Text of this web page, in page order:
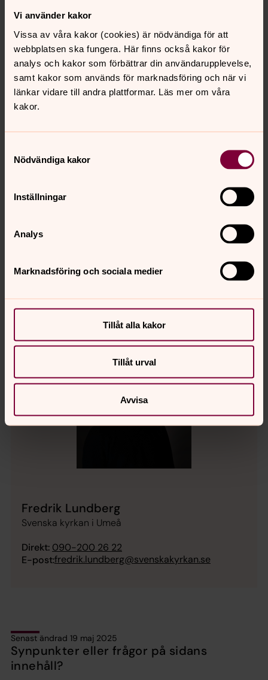
Vi använder kakor
Vissa av våra kakor (cookies) är nödvändiga för att
webbplatsen ska fungera. Här finns också kakor för
analys och kakor som förbättrar din användarupplevelse,
samt kakor som används för marknadsföring och när vi
länkar vidare till andra plattformar. Läs mer om våra
kakor.
Nödvändiga kakor
Inställningar
Analys
Marknadsföring och sociala medier
Tillåt alla kakor
Tillåt urval
Avvisa
Svenska kyrkan i Umeå
E-post:jeanette.brodin@svenskakyrkan.se
Fredrik Lundberg
Svenska kyrkan i Umeå
Direkt: 090-200 26 22
E-post:fredrik.lundberg@svenskakyrkan.se
Senast ändrad 19 maj 2025
Synpunkter eller frågor på sidans
innehåll?